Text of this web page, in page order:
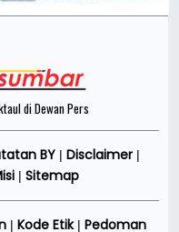
di Dewan Pers
BY| Disclaimer|
Sitemap
| Kode Etik| Pedoman